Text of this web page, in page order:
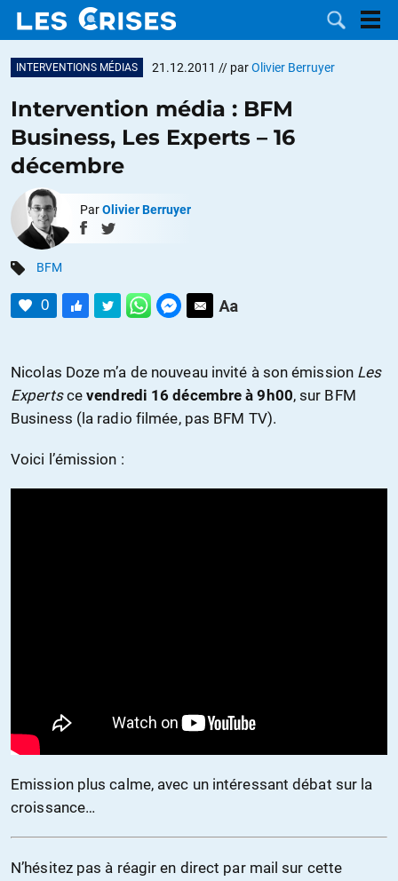
DOSSIERS
CATÉGORIES
MOTS CLÉS
DON
INTERVENTIONS MÉDIAS 21.12.2011 // parOlivier Berruyer
Intervention média : BFM
Business, Les Experts – 16
décembre
ParOlivier Berruyer
BFM
0
Nicolas Doze m’a de nouveau invité à son émission Les
Expertscevendredi 16 décembre à 9h00, sur BFM
Business (la radio filmée, pas BFM TV).
Voici l’émission :
Emission plus calme, avec un intéressant débat sur la
croissance…
N’hésitez pas à réagir en direct par mail sur cette